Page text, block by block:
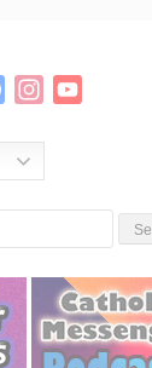
FacebookInstagram